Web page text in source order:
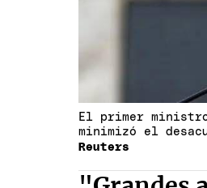
Reuters
El primer
minimizó el